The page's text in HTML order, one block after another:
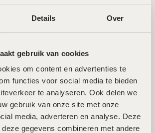
Details Over
gebruik van cookies
om content en advertenties te
functies voor social media te bieden
te analyseren. Ook delen we
gebruik van onze site met onze
media, adverteren en analyse. Deze
gegevens combineren met andere
in Amsterdam Noord en Zuid. Hier
Beide locaties zijn goed bereikbaar
parkeermogelijkheden.